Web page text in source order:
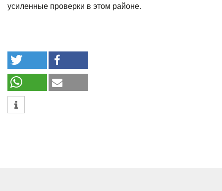
усиленные проверки в этом районе.